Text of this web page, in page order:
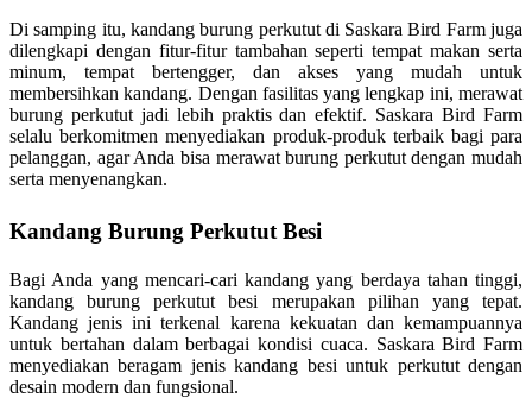
Di samping itu, kandang burung perkutut di Saskara Bird Farm juga
dilengkapi dengan fitur-fitur tambahan seperti tempat makan serta
minum, tempat bertengger, dan akses yang mudah untuk
membersihkan kandang. Dengan fasilitas yang lengkap ini, merawat
burung perkutut jadi lebih praktis dan efektif. Saskara Bird Farm
selalu berkomitmen menyediakan produk-produk terbaik bagi para
pelanggan, agar Anda bisa merawat burung perkutut dengan mudah
serta menyenangkan.
Kandang Burung Perkutut Besi
Bagi Anda yang mencari-cari kandang yang berdaya tahan tinggi,
kandang burung perkutut besi merupakan pilihan yang tepat.
Kandang jenis ini terkenal karena kekuatan dan kemampuannya
untuk bertahan dalam berbagai kondisi cuaca. Saskara Bird Farm
menyediakan beragam jenis kandang besi untuk perkutut dengan
desain modern dan fungsional.